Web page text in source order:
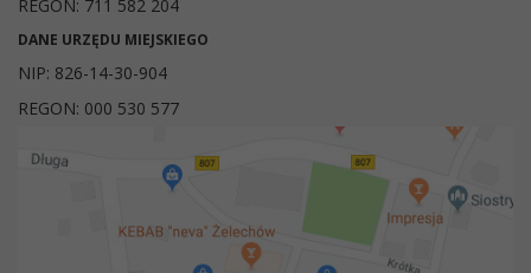
REGON: 711 582 204
DANE URZĘDU MIEJSKIEGO
NIP: 826-14-30-904
REGON: 000 530 577